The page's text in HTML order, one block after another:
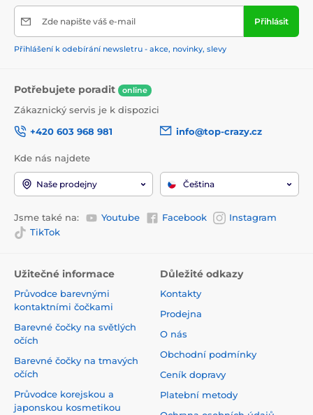
Zde napište váš e-mail Přihlásit
Přihlášení k odebírání newsletru - akce, novinky, slevy
Potřebujete poradit online
Zákaznický servis je k dispozici
+420 603 968 981
info@top-crazy.cz
Kde nás najdete
Naše prodejny Čeština
Jsme také na: Youtube Facebook
Instagram
TikTok
Užitečné informace
Průvodce barevnými
kontaktními čočkami
Barevné čočky na světlých
očích
Barevné čočky na tmavých
očích
Průvodce korejskou a
japonskou kosmetikou
Důležité odkazy
Kontakty
Prodejna
O nás
Obchodní podmínky
Ceník dopravy
Platební metody